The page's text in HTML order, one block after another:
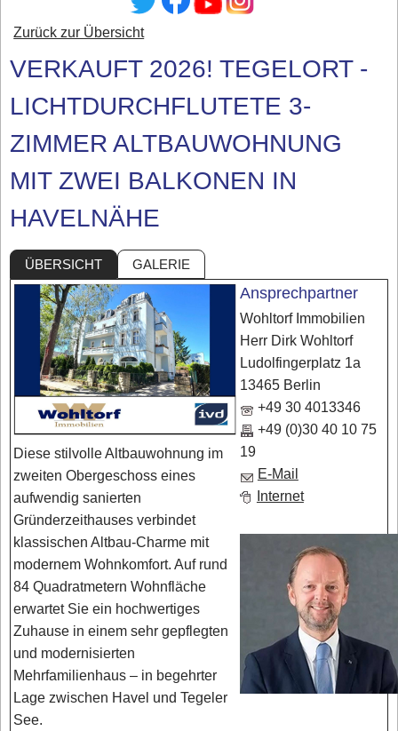
Zurück zur Übersicht
VERKAUFT 2026! TEGELORT -
LICHTDURCHFLUTETE 3-
ZIMMER ALTBAUWOHNUNG
MIT ZWEI BALKONEN IN
HAVELNÄHE
ÜBERSICHT
GALERIE
Ansprechpartner
Wohltorf Immobilien
Herr Dirk Wohltorf
Ludolfingerplatz 1a
13465 Berlin
+49 30 4013346
+49 (0)30 40 10 75
19
E-Mail
Internet
Diese stilvolle Altbauwohnung im
zweiten Obergeschoss eines
aufwendig sanierten
Gründerzeithauses verbindet
klassischen Altbau-Charme mit
modernem Wohnkomfort. Auf rund
84 Quadratmetern Wohnfläche
erwartet Sie ein hochwertiges
Zuhause in einem sehr gepflegten
und modernisierten
Mehrfamilienhaus – in begehrter
Lage zwischen Havel und Tegeler
See.